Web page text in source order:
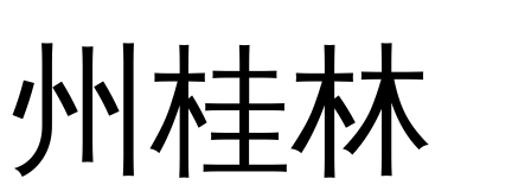
州桂林